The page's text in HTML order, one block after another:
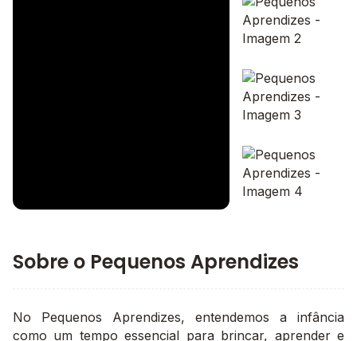
Imagem 2
Imagem 3
Sobre o Pequenos Aprendizes
No Pequenos Aprendizes, entendemos a infância
como um tempo essencial para brincar, aprender e